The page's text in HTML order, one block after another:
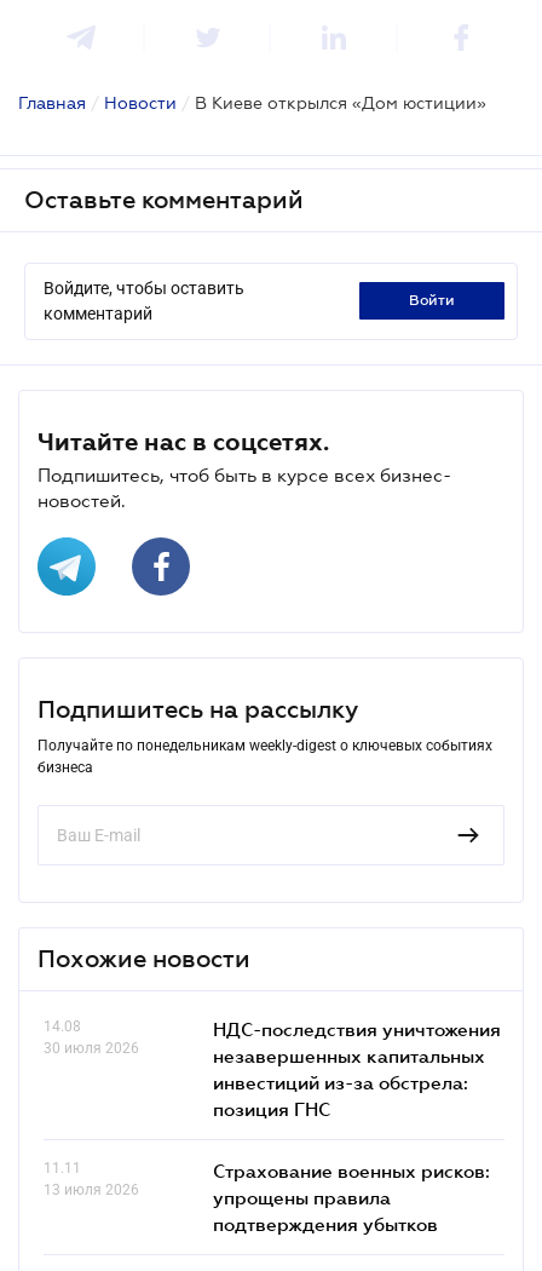
Главная / Новости / В Киеве открылся «Дом юстиции»
Оставьте комментарий
Войдите, чтобы оставить
комментарий
войти
Читайте нас в соцсетях.
Подпишитесь, чтоб быть в курсе всех бизнес-
новостей.
Подпишитесь на рассылку
Получайте по понедельникам weekly-digest о ключевых событиях
бизнеса
Похожие новости
14.08
30 июля 2026
НДС-последствия уничтожения
незавершенных капитальных
инвестиций из-за обстрела:
позиция ГНС
11.11
13 июля 2026
Страхование военных рисков:
упрощены правила
подтверждения убытков